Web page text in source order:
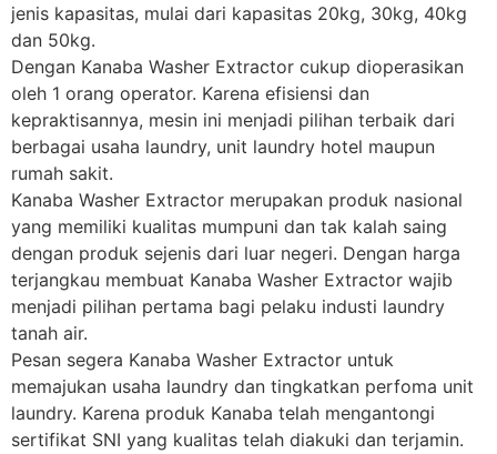
jenis kapasitas, mulai dari kapasitas 20kg, 30kg, 40kg
dan 50kg.
Dengan Kanaba Washer Extractor cukup dioperasikan
oleh 1 orang operator. Karena efisiensi dan
kepraktisannya, mesin ini menjadi pilihan terbaik dari
berbagai usaha laundry, unit laundry hotel maupun
rumah sakit.
Kanaba Washer Extractor merupakan produk nasional
yang memiliki kualitas mumpuni dan tak kalah saing
dengan produk sejenis dari luar negeri. Dengan harga
terjangkau membuat Kanaba Washer Extractor wajib
menjadi pilihan pertama bagi pelaku industi laundry
tanah air.
Pesan segera Kanaba Washer Extractor untuk
memajukan usaha laundry dan tingkatkan perfoma unit
laundry. Karena produk Kanaba telah mengantongi
sertifikat SNI yang kualitas telah diakuki dan terjamin.